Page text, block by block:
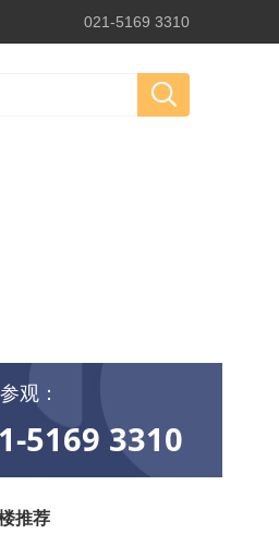
021-5169 3310
观：
5169 3310
推荐